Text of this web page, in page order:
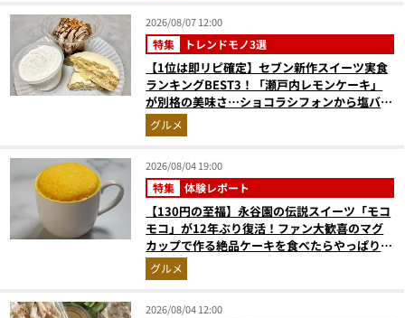
2026/08/07 12:00
特集 トレンドモノ3選
【1位は即リピ確定】セブン新作スイーツ実食
ランキングBEST3！「瀬戸内レモンケーキ」
が別格の美味さ…ショコラシフォンから塩バニ
ラプリンまで本気レビュー
グルメ
2026/08/04 19:00
特集 体験レポート
【130円の至福】永谷園の伝説スイーツ「モコ
モコ」が12年ぶり復活！ファン大歓喜のマグ
カップで作る絶品ケーキを食べたらやっぱり最
高にウマかった
グルメ
2026/08/04 12:00